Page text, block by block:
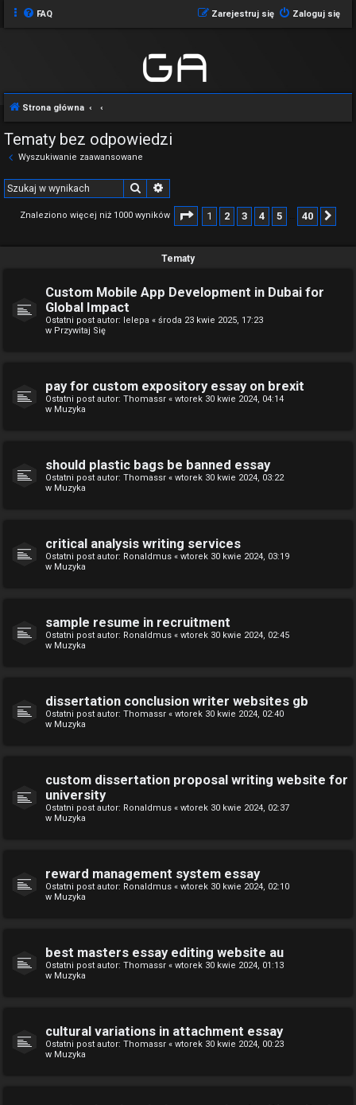
FAQ Zaloguj się
Zarejestruj się
Strona główna
Tematy bez odpowiedzi
Wyszukiwanie zaawansowane
Szukaj
Znaleziono więcej niż 1000 wyników Strona z40
1 2 3 4 5 40
Tematy
Custom Mobile App Development in Dubai for
Global Impact
Ostatni post autor: lelepa « środa 23 kwie 2025, 17:23
w Przywitaj Się
pay for custom expository essay on brexit
Ostatni post autor: Thomassr « wtorek 30 kwie 2024, 04:14
w Muzyka
should plastic bags be banned essay
Ostatni post autor: Thomassr « wtorek 30 kwie 2024, 03:22
w Muzyka
critical analysis writing services
Ostatni post autor: Ronaldmus « wtorek 30 kwie 2024, 03:19
w Muzyka
sample resume in recruitment
Ostatni post autor: Ronaldmus « wtorek 30 kwie 2024, 02:45
w Muzyka
dissertation conclusion writer websites gb
Ostatni post autor: Thomassr « wtorek 30 kwie 2024, 02:40
w Muzyka
custom dissertation proposal writing website for
university
Ostatni post autor: Ronaldmus « wtorek 30 kwie 2024, 02:37
w Muzyka
reward management system essay
Ostatni post autor: Ronaldmus « wtorek 30 kwie 2024, 02:10
w Muzyka
best masters essay editing website au
Ostatni post autor: Thomassr « wtorek 30 kwie 2024, 01:13
w Muzyka
cultural variations in attachment essay
Ostatni post autor: Thomassr « wtorek 30 kwie 2024, 00:23
w Muzyka